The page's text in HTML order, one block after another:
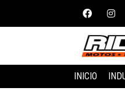
INICIO